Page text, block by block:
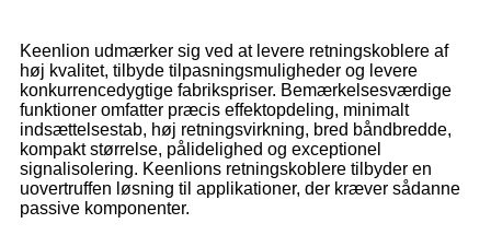
Keenlion udmærker sig ved at levere retningskoblere af
høj kvalitet, tilbyde tilpasningsmuligheder og levere
konkurrencedygtige fabrikspriser. Bemærkelsesværdige
funktioner omfatter præcis effektopdeling, minimalt
indsættelsestab, høj retningsvirkning, bred båndbredde,
kompakt størrelse, pålidelighed og exceptionel
signalisolering. Keenlions retningskoblere tilbyder en
uovertruffen løsning til applikationer, der kræver sådanne
passive komponenter.